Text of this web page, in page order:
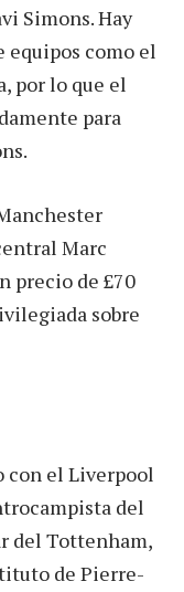
Simons. Hay
equipos como el
por lo que el
para
Marc
precio de £70
sobre
con el Liverpool
del
del Tottenham,
de Pierre-